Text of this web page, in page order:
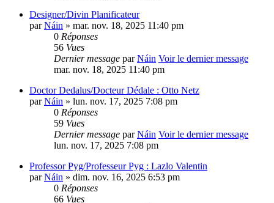
Designer/Divin Planificateur
parNáin » mar. nov. 18, 2025 11:40 pm
0 Réponses
56 Vues
Dernier message parNáin Voir le dernier message
mar. nov. 18, 2025 11:40 pm
Doctor Dedalus/Docteur Dédale : Otto Netz
parNáin » lun. nov. 17, 2025 7:08 pm
0 Réponses
59 Vues
Dernier message parNáin Voir le dernier message
lun. nov. 17, 2025 7:08 pm
Professor Pyg/Professeur Pyg : Lazlo Valentin
parNáin » dim. nov. 16, 2025 6:53 pm
0 Réponses
66 Vues